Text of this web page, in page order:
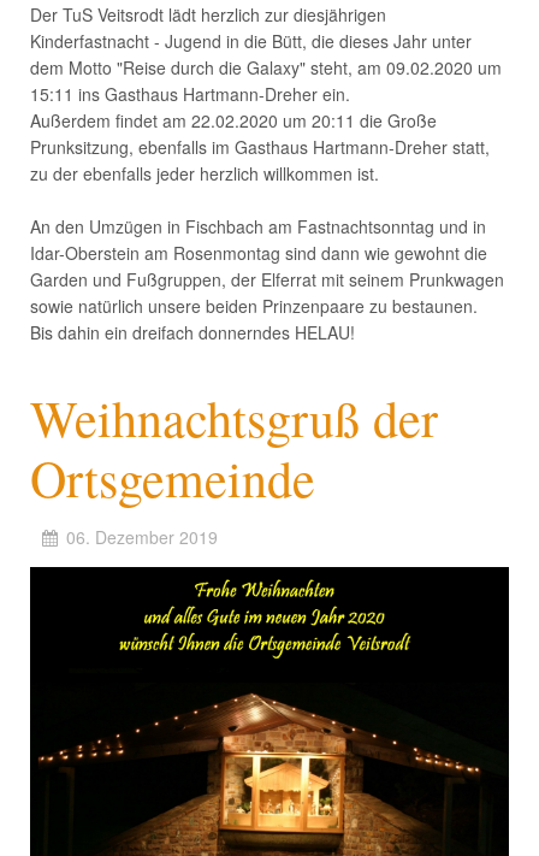
Der TuS Veitsrodt lädt herzlich zur diesjährigen
Kinderfastnacht - Jugend in die Bütt, die dieses Jahr unter
dem Motto "Reise durch die Galaxy" steht, am 09.02.2020 um
15:11 ins Gasthaus Hartmann-Dreher ein.
Außerdem findet am 22.02.2020 um 20:11 die Große
Prunksitzung, ebenfalls im Gasthaus Hartmann-Dreher statt,
zu der ebenfalls jeder herzlich willkommen ist.
An den Umzügen in Fischbach am Fastnachtsonntag und in
Idar-Oberstein am Rosenmontag sind dann wie gewohnt die
Garden und Fußgruppen, der Elferrat mit seinem Prunkwagen
sowie natürlich unsere beiden Prinzenpaare zu bestaunen.
Bis dahin ein dreifach donnerndes HELAU!
Weihnachtsgruß der
Ortsgemeinde
06. Dezember 2019